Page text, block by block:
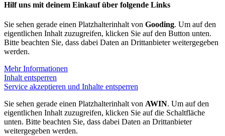
Hilf uns mit deinem Einkauf über folgende Links
Sie sehen gerade einen Platzhalterinhalt von Gooding. Um auf den
eigentlichen Inhalt zuzugreifen, klicken Sie auf den Button unten.
Bitte beachten Sie, dass dabei Daten an Drittanbieter weitergegeben
werden.
Mehr Informationen
Inhalt entsperren
Service akzeptieren und Inhalte entsperren
Sie sehen gerade einen Platzhalterinhalt von AWIN. Um auf den
eigentlichen Inhalt zuzugreifen, klicken Sie auf die Schaltfläche
unten. Bitte beachten Sie, dass dabei Daten an Drittanbieter
weitergegeben werden.